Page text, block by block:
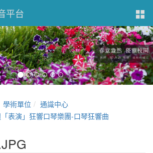
平台
學術單位
通識中心
表演」狂響口琴樂團-口琴狂響曲